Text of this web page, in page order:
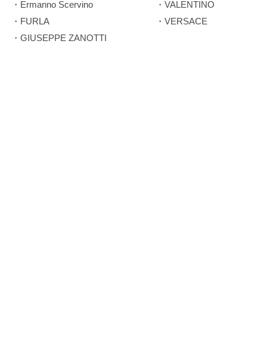
・Ermanno Scervino
・FURLA
・GIUSEPPE ZANOTTI
・VALENTINO
・VERSACE